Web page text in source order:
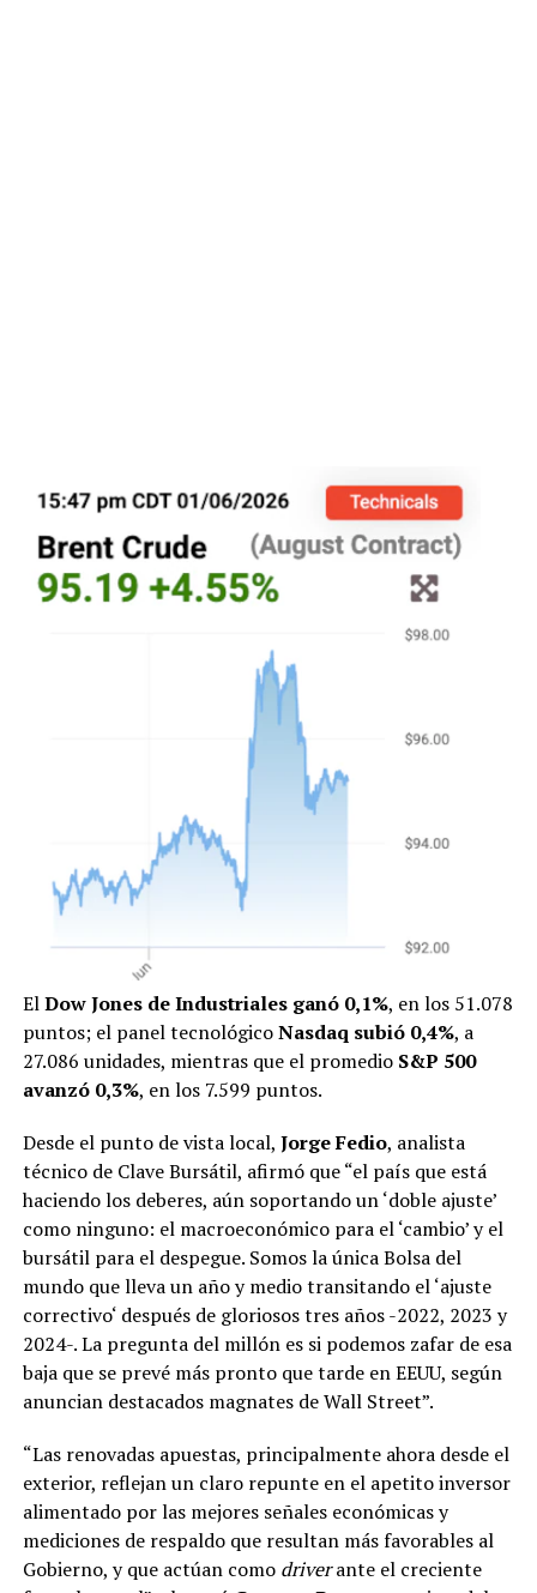
ElDow Jones de Industriales ganó 0,1%, en los 51.078
puntos; el panel tecnológicoNasdaq subió 0,4%, a
27.086 unidades, mientras que el promedio S&P 500
avanzó 0,3%, en los 7.599 puntos.
Desde el punto de vista local, Jorge Fedio, analista
técnico de Clave Bursátil, afirmó que “el país que está
haciendo los deberes, aún soportando un ‘doble ajuste’
como ninguno: el macroeconómico para el ‘cambio’ y el
bursátil para el despegue. Somos la única Bolsa del
mundo que lleva un año y medio transitando el ‘ajuste
correctivo‘ después de gloriosos tres años -2022, 2023 y
2024-. La pregunta del millón es si podemos zafar de esa
baja que se prevé más pronto que tarde en EEUU, según
anuncian destacados magnates de Wall Street”.
“Las renovadas apuestas, principalmente ahora desde el
exterior, reflejan un claro repunte en el apetito inversor
alimentado por las mejores señales económicas y
mediciones de respaldo que resultan más favorables al
Gobierno, y que actúan como driverante el creciente